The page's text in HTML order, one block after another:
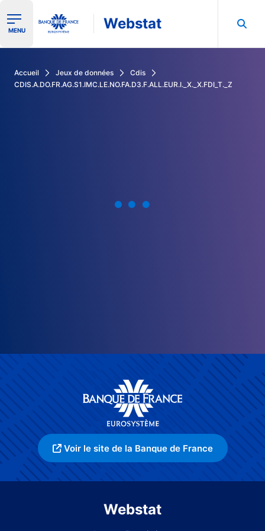
Ouvrir le menu de navigation
MENU Webstat
Accueil Jeux de données
Cdis
CDIS.A.DO.FR.AG.S1.IMC.LE.NO.FA.D3.F.ALL.EUR.I._X._X.FDI_T._Z
Voir le site de la Banque de France
Webstat